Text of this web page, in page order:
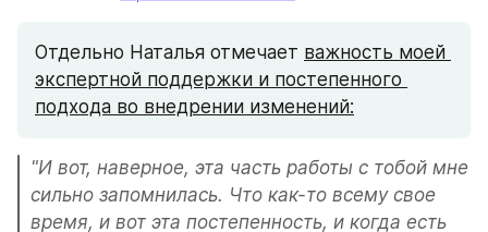
Отдельно Наталья отмечает важность моей
экспертной поддержки и постепенного
подхода во внедрении изменений:
"И вот, наверное, эта часть работы с тобой мне
сильно запомнилась. Что как-то всему свое
время, и вот эта постепенность, и когда есть